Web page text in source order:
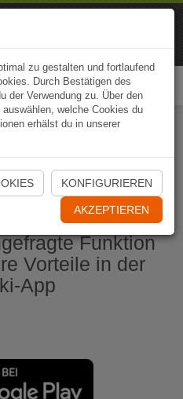
jetzt öffnen
Funktion
Vorteile in der
App
zu gestalten und fortlaufend
Durch Bestätigen des
der Verwendung zu. Über den
welche Cookies du
erhälst du in unserer
KONFIGURIEREN
AKZEPTIEREN